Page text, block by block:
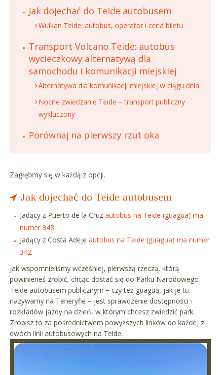
Jak dojechać do Teide autobusem
Wulkan Teide: autobus, operator i cena biletu
Transport Volcano Teide: autobus
wycieczkowy alternatywą dla
samochodu i komunikacji miejskiej
Alternatywa dla komunikacji miejskiej w ciągu dnia
Nocne zwiedzanie Teide − transport publiczny
wykluczony
Porównaj na pierwszy rzut oka
Zagłębmy się w każdą z opcji.
Jak dojechać do Teide autobusem
Jadący z Puerto de la Cruz autobus na Teide (guagua) ma
numer 348
Jadący z Costa Adeje autobus na Teide (guagua) ma numer
342
Jak wspomnieliśmy wcześniej, pierwszą rzeczą, którą
powinieneś zrobić, chcąc dostać się do Parku Narodowego
Teide autobusem publicznym − czy też guaguą, jak je tu
nazywamy na Teneryfie − jest sprawdzenie dostępności i
rozkładów jazdy na dzień, w którym chcesz zwiedzić park.
Zrobisz to za pośrednictwem powyższych linków do każdej z
dwóch linii autobusowych na Teide.